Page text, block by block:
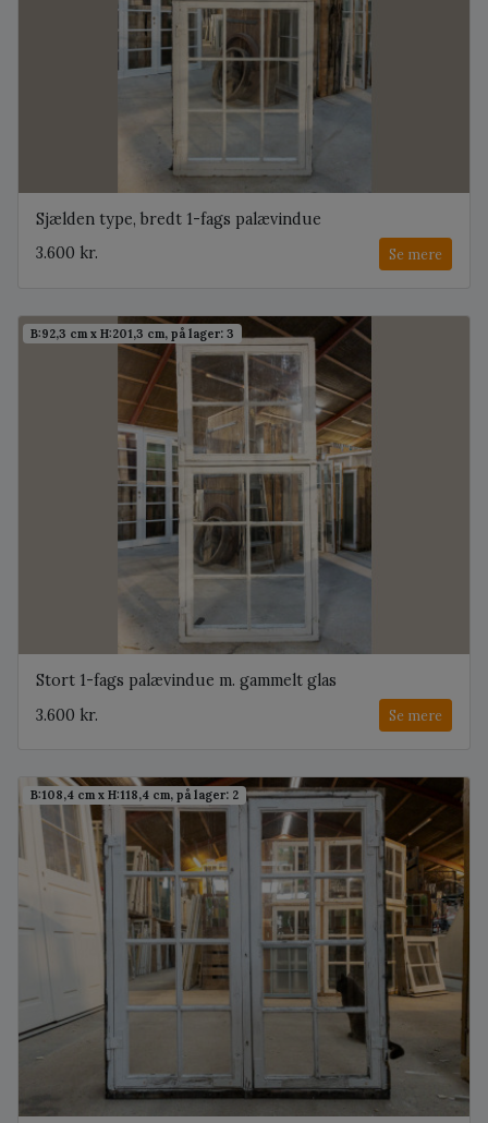
Sjælden type, bredt 1-fags palævindue
3.600 kr.
Se mere
B:92,3 cm x H:201,3 cm, på lager: 3
Stort 1-fags palævindue m. gammelt glas
3.600 kr.
Se mere
B:108,4 cm x H:118,4 cm, på lager: 2